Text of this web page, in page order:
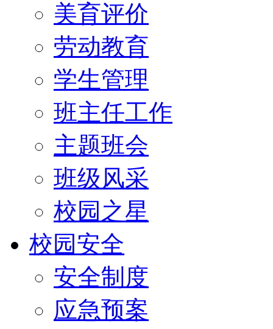
美育评价
劳动教育
学生管理
班主任工作
主题班会
班级风采
校园之星
校园安全
安全制度
应急预案